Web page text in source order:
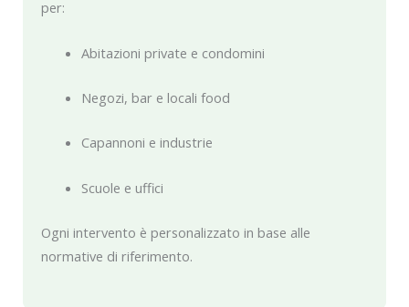
per:
Abitazioni private e condomini
Negozi, bar e locali food
Capannoni e industrie
Scuole e uffici
Ogni intervento è personalizzato in base alle
normative di riferimento.